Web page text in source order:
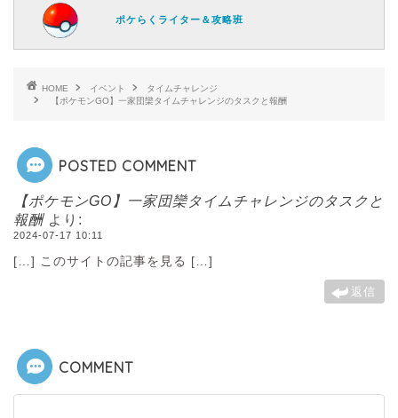
ポケらくライター＆攻略班
HOME イベント
タイムチャレンジ
【ポケモンGO】一家団欒タイムチャレンジのタスクと報酬
POSTED COMMENT
【ポケモンGO】一家団欒タイムチャレンジのタスクと
報酬 より:
2024-07-17 10:11
[…] このサイトの記事を見る […]
返信
COMMENT